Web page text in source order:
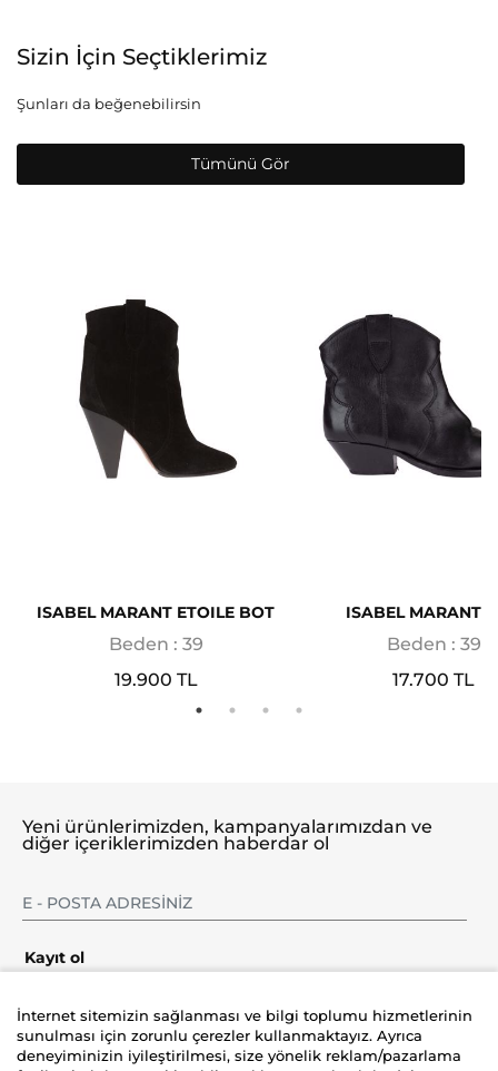
Sizin İçin Seçtiklerimiz
Şunları da beğenebilirsin
Tümünü Gör
ISABEL MARANT ETOILE BOT
Beden : 39
19.900 TL
ISABEL MARANT
Beden : 39
17.700 TL
Yeni ürünlerimizden, kampanyalarımızdan ve
diğer içeriklerimizden haberdar ol
Kayıt ol
İnternet sitemizin sağlanması ve bilgi toplumu hizmetlerinin
sunulması için zorunlu çerezler kullanmaktayız. Ayrıca
deneyiminizin iyileştirilmesi, size yönelik reklam/pazarlama